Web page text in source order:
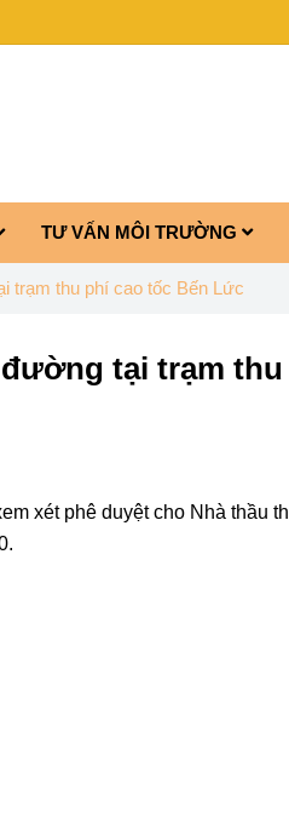
TƯ VẤN MÔI TRƯỜNG
trạm thu phí cao tốc Bến Lức
tại trạm
xét phê duyệt cho Nhà thầu
.